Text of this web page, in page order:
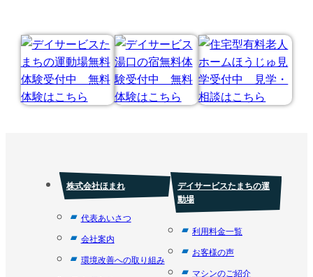
株式会社ほまれ
代表あいさつ
会社案内
環境改善への取り組み
デイサービスたまちの運
動場
利用料金一覧
お客様の声
マシンのご紹介